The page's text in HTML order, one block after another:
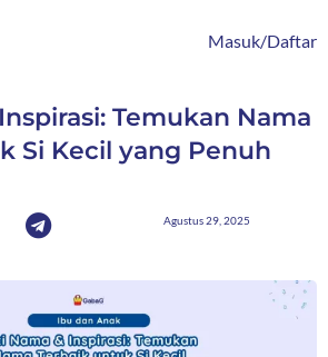
Masuk/Daftar
Temukan Nama
Si Kecil yang Penuh
Agustus 29, 2025